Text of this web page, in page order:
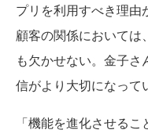
プリを利用すべき理由
顧客の関係においては
も欠かせない。金子
信がより大切になって
「機能を進化させる